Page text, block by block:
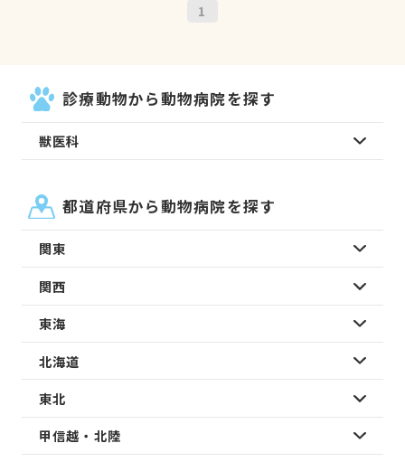
1
診療動物から動物病院を探す
獣医科
都道府県から動物病院を探す
関東
関西
東海
北海道
東北
甲信越・北陸